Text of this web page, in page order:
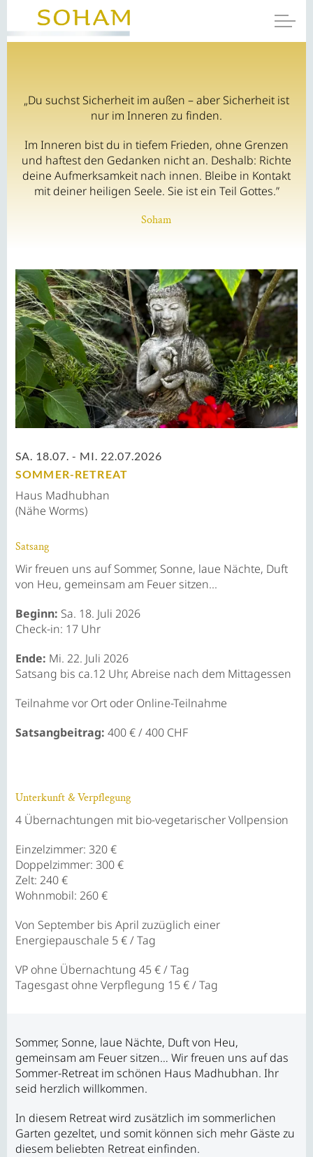
„Du suchst Sicherheit im außen – aber Sicherheit ist
nur im Inneren zu finden.
Im Inneren bist du in tiefem Frieden, ohne Grenzen
und haftest den Gedanken nicht an. Deshalb: Richte
deine Aufmerksamkeit nach innen. Bleibe in Kontakt
mit deiner heiligen Seele. Sie ist ein Teil Gottes.”
Soham
SA. 18.07. - MI. 22.07.2026
SOMMER-RETREAT
Haus Madhubhan
(Nähe Worms)
Satsang
Wir freuen uns auf Sommer, Sonne, laue Nächte, Duft
von Heu, gemeinsam am Feuer sitzen...
Beginn: Sa. 18. Juli 2026
Check-in: 17 Uhr
Ende: Mi. 22. Juli 2026
Satsang bis ca.12 Uhr, Abreise nach dem Mittagessen
Teilnahme vor Ort oder Online-Teilnahme
Satsangbeitrag: 400 € / 400 CHF
Unterkunft & Verpflegung
4 Übernachtungen mit bio-vegetarischer Vollpension
Einzelzimmer: 320 €
Doppelzimmer: 300 €
Zelt: 240 €
Wohnmobil: 260 €
Von September bis April zuzüglich einer
Energiepauschale 5 € / Tag
VP ohne Übernachtung 45 € / Tag
Tagesgast ohne Verpflegung 15 € / Tag
Sommer, Sonne, laue Nächte, Duft von Heu,
gemeinsam am Feuer sitzen… Wir freuen uns auf das
Sommer-Retreat im schönen Haus Madhubhan. Ihr
seid herzlich willkommen.
In diesem Retreat wird zusätzlich im sommerlichen
Garten gezeltet, und somit können sich mehr Gäste zu
diesem beliebten Retreat einfinden.